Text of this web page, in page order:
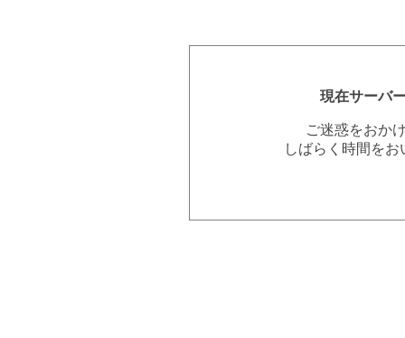
現在サーバ
ご迷惑をおか
しばらく時間を